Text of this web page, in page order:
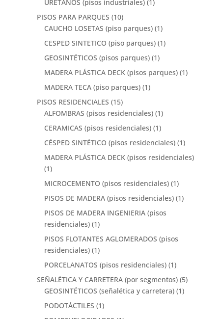
URETANOS (pisos industriales) (1)
PISOS PARA PARQUES (10)
CAUCHO LOSETAS (piso parques) (1)
CESPED SINTETICO (piso parques) (1)
GEOSINTÉTICOS (pisos parques) (1)
MADERA PLÁSTICA DECK (pisos parques) (1)
MADERA TECA (piso parques) (1)
PISOS RESIDENCIALES (15)
ALFOMBRAS (pisos residenciales) (1)
CERAMICAS (pisos residenciales) (1)
CÉSPED SINTÉTICO (pisos residenciales) (1)
MADERA PLÁSTICA DECK (pisos residenciales)
(1)
MICROCEMENTO (pisos residenciales) (1)
PISOS DE MADERA (pisos residenciales) (1)
PISOS DE MADERA INGENIERIA (pisos
residenciales) (1)
PISOS FLOTANTES AGLOMERADOS (pisos
residenciales) (1)
PORCELANATOS (pisos residenciales) (1)
SEÑALÉTICA Y CARRETERA (por segmentos) (5)
GEOSINTÉTICOS (señalética y carretera) (1)
PODOTÁCTILES (1)